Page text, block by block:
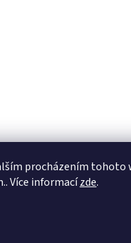
procházením tohoto
Více informacízde.
PRODEJNA Registrační